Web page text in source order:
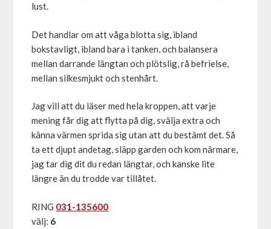
lust.
Det handlar om att våga blotta sig, ibland
bokstavligt, ibland bara i tanken, och balansera
mellan darrande längtan och plötslig, rå befrielse,
mellan silkesmjukt och stenhårt.
Jag vill att du läser med hela kroppen, att varje
mening får dig att flytta på dig, svälja extra och
känna värmen sprida sig utan att du bestämt det. Så
ta ett djupt andetag, släpp garden och kom närmare,
jag tar dig dit du redan längtar, och kanske lite
längre än du trodde var tillåtet.
RING 031-135600
välj: 6